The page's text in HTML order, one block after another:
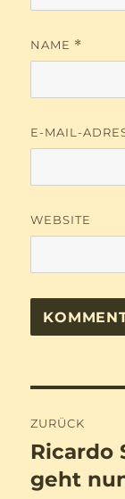
NAME *
E-MAIL-
WEBSITE
ZURÜCK
Vorheriger
Beitrag:
Ricardo
geht